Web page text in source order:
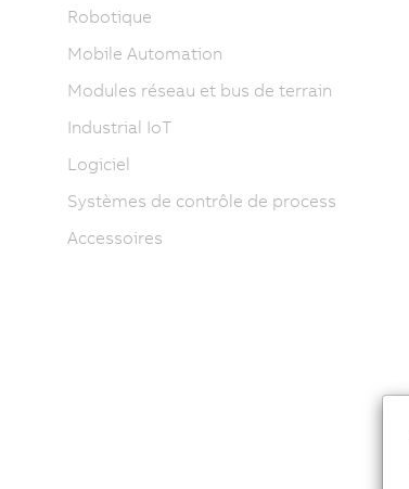
Robotique
Mobile Automation
Modules réseau et bus de terrain
Industrial IoT
Logiciel
Systèmes de contrôle de process
Accessoires